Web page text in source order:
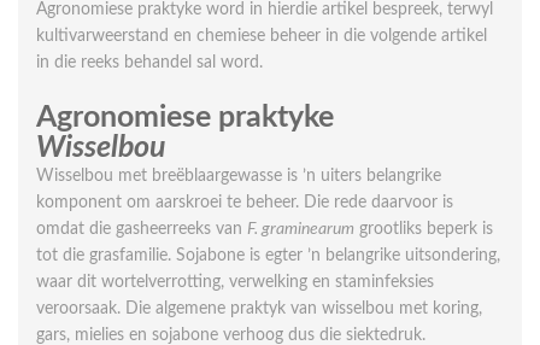
Agronomiese praktyke word in hierdie artikel bespreek, terwyl
kultivarweerstand en chemiese beheer in die volgende artikel
in die reeks behandel sal word.
Agronomiese praktyke
Wisselbou
Wisselbou met breëblaargewasse is ’n uiters belangrike
komponent om aarskroei te beheer. Die rede daarvoor is
omdat die gasheerreeks van F. graminearum grootliks beperk is
tot die grasfamilie. Sojabone is egter ’n belang­rike uitsondering,
waar dit wortelverrotting, verwelking en staminfeksies
veroorsaak. Die algemene praktyk van wisselbou met koring,
gars, mielies en sojabone verhoog dus die siektedruk.